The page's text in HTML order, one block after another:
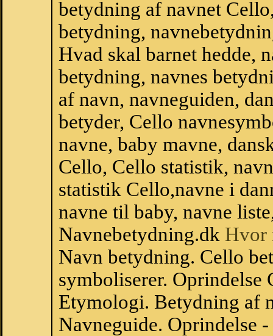
betydning af navnet
betydning,
Hvad skal barnet hedde,
betydning, navnes
af navn, navneguiden,
betyder, Cello
navne, baby mavne,
Cello, Cello statistik,
statistik Cello,navne i
navne til baby, navne
Navnebetydning.dk Hvor
Navn betydning. Cello
symboliserer. Oprindelse
Etymologi. Betydning af
Navneguide. Oprindelse